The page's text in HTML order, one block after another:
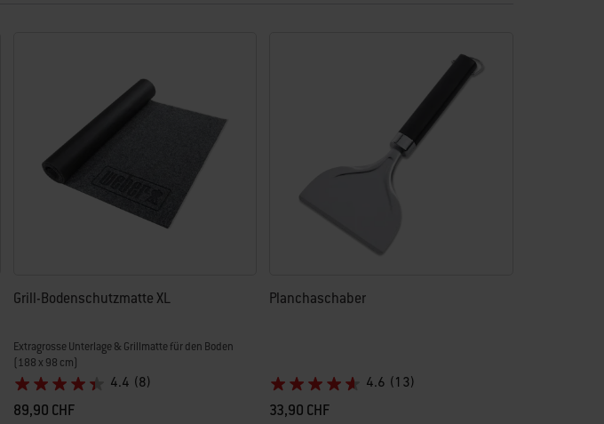
Grill-Bodenschutzmatte XL
Extragrosse Unterlage & Grillmatte für den Boden
(188 x 98 cm)
4.4 (8)
89,90 CHF
Planchaschaber
4.6 (13)
33,90 CHF